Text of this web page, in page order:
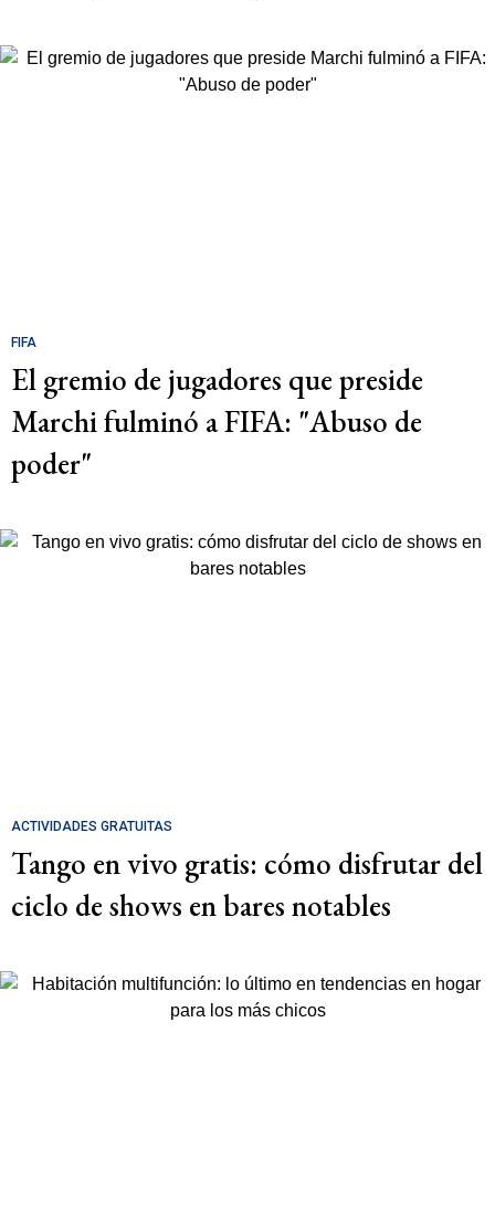
FIFA
El gremio de jugadores que preside
Marchi fulminó a FIFA: "Abuso de
poder"
ACTIVIDADES GRATUITAS
Tango en vivo gratis: cómo disfrutar del
ciclo de shows en bares notables